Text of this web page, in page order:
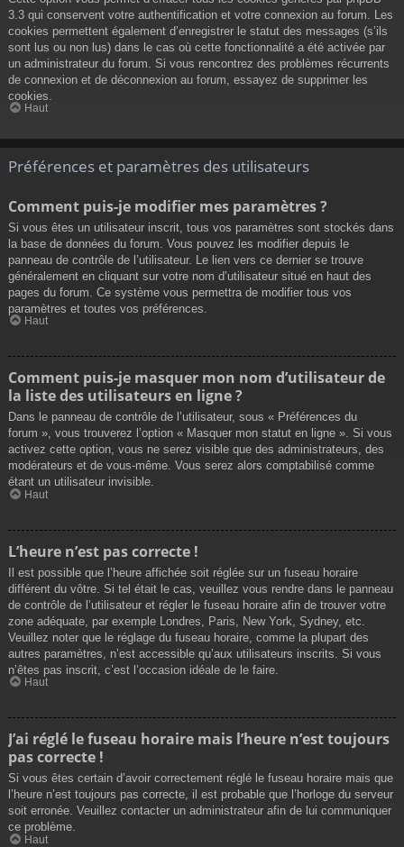
3.3 qui conservent votre authentification et votre connexion au forum. Les
cookies permettent également d’enregistrer le statut des messages (s’ils
sont lus ou non lus) dans le cas où cette fonctionnalité a été activée par
un administrateur du forum. Si vous rencontrez des problèmes récurrents
de connexion et de déconnexion au forum, essayez de supprimer les
cookies.
Haut
Préférences et paramètres des utilisateurs
Comment puis-je modifier mes paramètres ?
Si vous êtes un utilisateur inscrit, tous vos paramètres sont stockés dans
la base de données du forum. Vous pouvez les modifier depuis le
panneau de contrôle de l’utilisateur. Le lien vers ce dernier se trouve
généralement en cliquant sur votre nom d’utilisateur situé en haut des
pages du forum. Ce système vous permettra de modifier tous vos
paramètres et toutes vos préférences.
Haut
Comment puis-je masquer mon nom d’utilisateur de
la liste des utilisateurs en ligne ?
Dans le panneau de contrôle de l’utilisateur, sous « Préférences du
forum », vous trouverez l’option « Masquer mon statut en ligne ». Si vous
activez cette option, vous ne serez visible que des administrateurs, des
modérateurs et de vous-même. Vous serez alors comptabilisé comme
étant un utilisateur invisible.
Haut
L’heure n’est pas correcte !
Il est possible que l’heure affichée soit réglée sur un fuseau horaire
différent du vôtre. Si tel était le cas, veuillez vous rendre dans le panneau
de contrôle de l’utilisateur et régler le fuseau horaire afin de trouver votre
zone adéquate, par exemple Londres, Paris, New York, Sydney, etc.
Veuillez noter que le réglage du fuseau horaire, comme la plupart des
autres paramètres, n’est accessible qu’aux utilisateurs inscrits. Si vous
n’êtes pas inscrit, c’est l’occasion idéale de le faire.
Haut
J’ai réglé le fuseau horaire mais l’heure n’est toujours
pas correcte !
Si vous êtes certain d’avoir correctement réglé le fuseau horaire mais que
l’heure n’est toujours pas correcte, il est probable que l’horloge du serveur
soit erronée. Veuillez contacter un administrateur afin de lui communiquer
ce problème.
Haut